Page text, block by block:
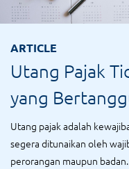
ARTICLE
Utang Pajak
yang
Prosesnya
Utang pajak adalah
segera ditunaikan oleh
perorangan maupun